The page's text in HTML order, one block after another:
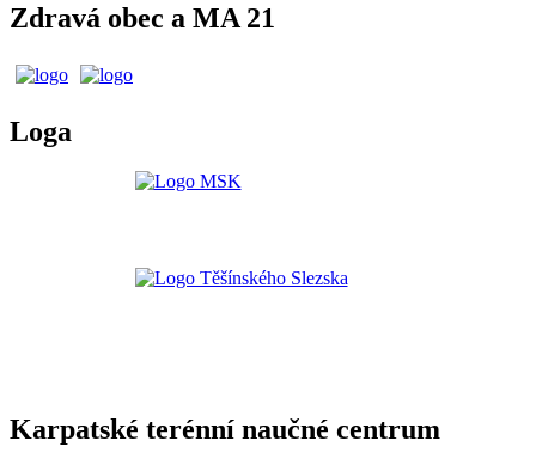
Zdravá obec a MA 21
Loga
Karpatské terénní naučné centrum